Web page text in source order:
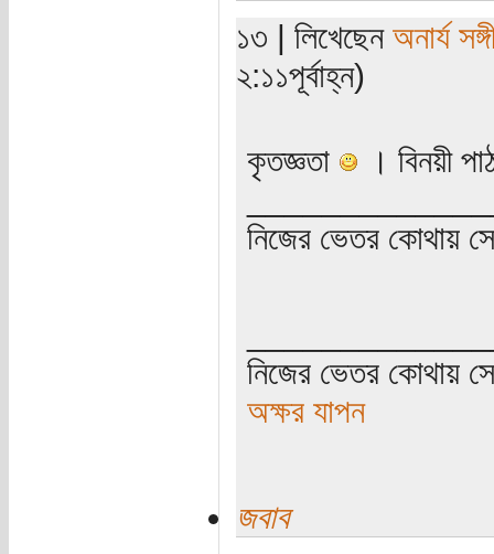
১৩ | লিখেছেন অনার্য
২:১১পূর্বাহ্ন)
কৃতজ্ঞতা
। বিনয়ী
নিজের ভেতর কোথায়
নিজের ভেতর কোথায়
অক্ষর যাপন
জবাব